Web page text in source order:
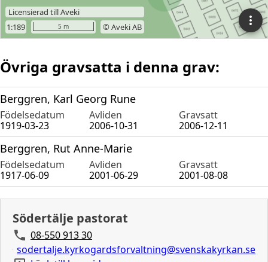
Övriga gravsatta i denna grav:
Berggren, Karl Georg Rune
Födelsedatum Avliden
Gravsatt
1919-03-23
2006-10-31 2006-12-11
Berggren, Rut Anne-Marie
Födelsedatum Avliden
Gravsatt
1917-06-09
2001-06-29 2001-08-08
Södertälje pastorat
08-550 913 30
sodertalje.kyrkogardsforvaltning@svenskakyrkan.se